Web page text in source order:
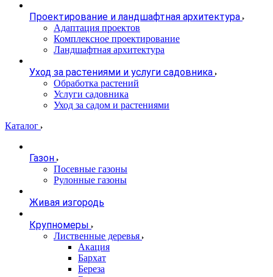
Проектирование и ландшафтная архитектура
Адаптация проектов
Комплексное проектирование
Ландшафтная архитектура
Уход за растениями и услуги садовника
Обработка растений
Услуги садовника
Уход за садом и растениями
Каталог
Газон
Посевные газоны
Рулонные газоны
Живая изгородь
Крупномеры
Лиственные деревья
Акация
Бархат
Береза